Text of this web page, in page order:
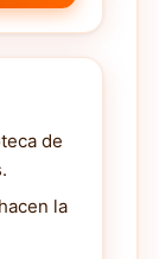
de
la